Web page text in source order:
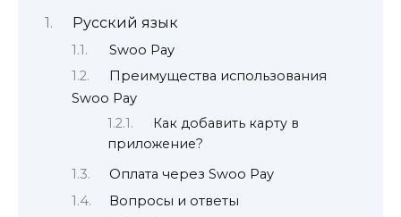
Русский язык
Swoo Pay
Преимущества использования
Swoo Pay
Как добавить карту в
приложение?
Оплата через Swoo Pay
Вопросы и ответы